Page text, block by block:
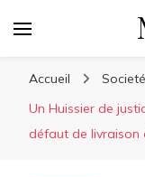
Accueil Societé
Un Huissier de
défaut de livraison